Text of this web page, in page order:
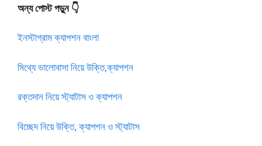
অন্য পোস্ট পড়ুন 👇
ইনস্টাগ্রাম ক্যাপশন বাংলা
মিথ্যে ভালোবাসা নিয়ে উক্তি,ক্যাপশন
রক্তদান নিয়ে স্ট্যাটাস ও ক্যাপশন
বিচ্ছেদ নিয়ে উক্তি, ক্যাপশন ও স্ট্যাটাস